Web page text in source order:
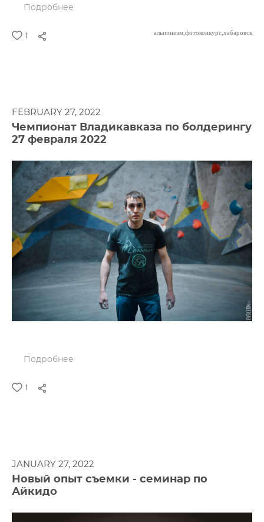
Подробнее
1 альпинизм, фотоконкурс, хабаровск
FEBRUARY 27, 2022
Чемпионат Владикавказа по болдерингу
27 февраля 2022
Подробнее
1
JANUARY 27, 2022
Новый опыт съемки - семинар по
Айкидо